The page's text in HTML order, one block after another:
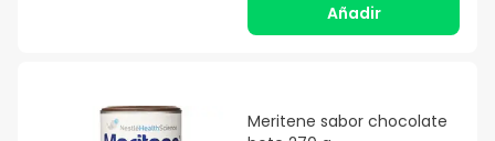
Añadir
Meritene sabor chocolate